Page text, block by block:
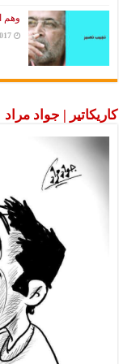
وهم
29/05/2017
| جواد مراد